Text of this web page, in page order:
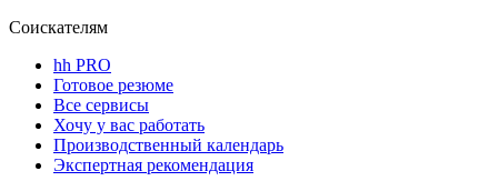
Соискателям
hh PRO
Готовое резюме
Все сервисы
Хочу у вас работать
Производственный календарь
Экспертная рекомендация